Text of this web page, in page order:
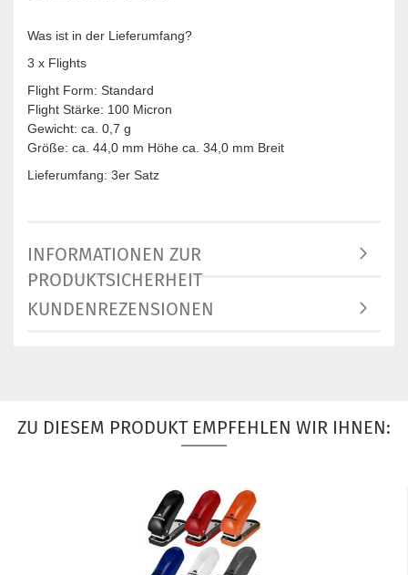
Was ist in der Lieferumfang?
3 x Flights
Flight Form: Standard
Flight Stärke: 100 Micron
Gewicht: ca. 0,7 g
Größe: ca. 44,0 mm Höhe ca. 34,0 mm Breit
Lieferumfang: 3er Satz
INFORMATIONEN ZUR
PRODUKTSICHERHEIT
KUNDENREZENSIONEN
ZU DIESEM PRODUKT EMPFEHLEN WIR IHNEN: